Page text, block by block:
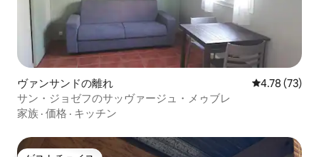
ヴァンサンドの離れ レビュー73
4.78 (73)
サン・ジョゼフのサッヴァージュ・メゥブレ
家族 · 価格 · キッチン